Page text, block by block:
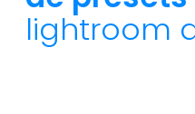
lightroom